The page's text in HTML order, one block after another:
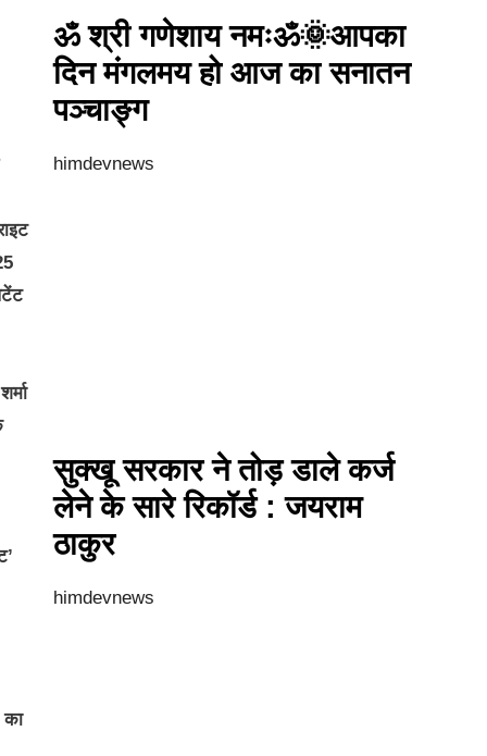
का
ॐ श्री गणेशाय नमःॐ🌞आपका
दिन मंगलमय हो आज का सनातन
पञ्चाङ्ग
himdevnews
सुक्खू सरकार ने तोड़ डाले कर्ज
लेने के सारे रिकॉर्ड : जयराम
ठाकुर
himdevnews